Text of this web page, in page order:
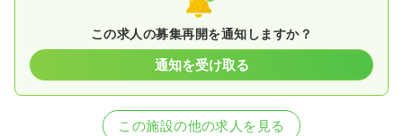
この求人の募集再開を通知しますか？
通知を受け取る
この施設の他の求人を見る